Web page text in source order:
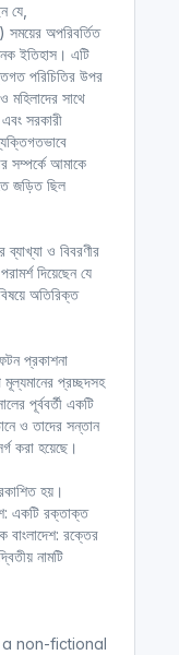
যে,
সময়ের অপরিবর্তিত
ইতিহাস। এটি
পরিচিতির উপর
সাথে
সরকারী
সম্পর্কে আমাকে
জড়িত ছিল
ব্যাখ্যা ও বিবরণীর
দিয়েছেন যে
অতিরিক্ত
প্রকাশনা
প্রচ্ছদসহ
পূর্ববর্তী একটি
ও তাদের সন্তান
করা হয়েছে।
হয়।
একটি রক্তাক্ত
বাংলাদেশ: রক্তের
নামটি
non-fictional